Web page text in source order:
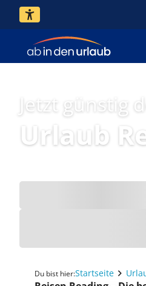
Jetzt günstig
Urlaub
Du bist hier:Startseite